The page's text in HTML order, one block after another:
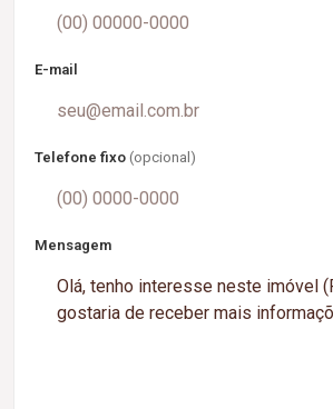
E-mail
Telefone fixo (opcional)
Mensagem